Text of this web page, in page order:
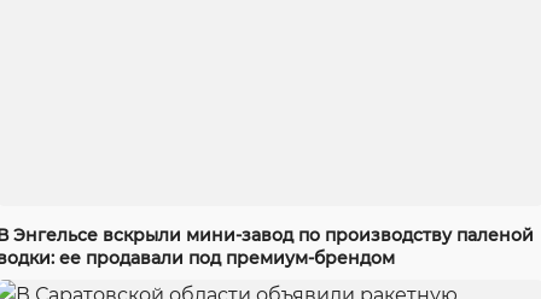
Энгельсе вскрыли мини-завод по производству паленой
ее продавали под премиум-брендом